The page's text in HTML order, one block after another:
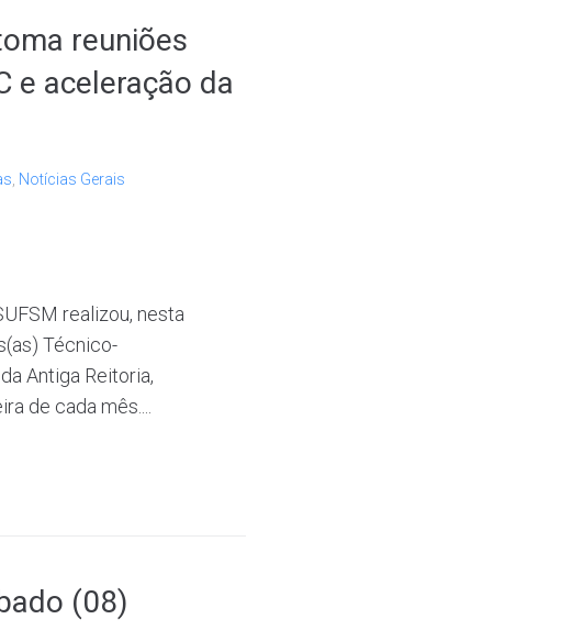
reuniões
e aceleração da
Notícias Gerais
realizou, nesta
Técnico-
Antiga Reitoria,
de cada mês....
(08)